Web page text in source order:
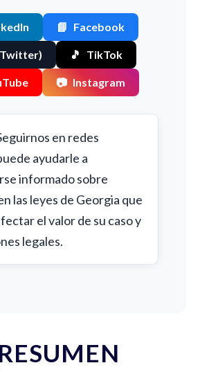
📘 Facebook
🎵 TikTok
📷 Instagram
en redes
ayudarle a
informado sobre
las leyes de Georgia que
el valor de su caso y
legales.
RESUMEN